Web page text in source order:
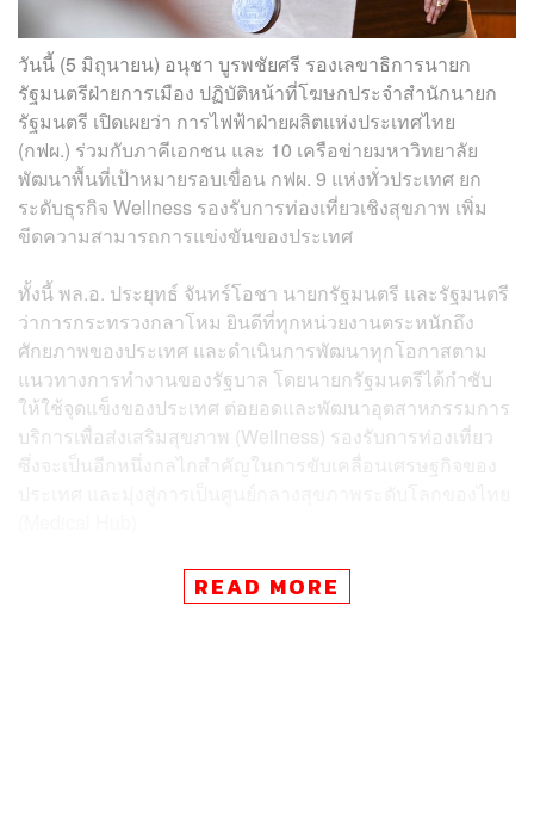
วันนี้ (5 มิถุนายน) อนุชา บูรพชัยศรี รองเลขาธิการนายก
รัฐมนตรีฝ่ายการเมือง ปฏิบัติหน้าที่โฆษกประจำสำนักนายก
รัฐมนตรี เปิดเผยว่า การไฟฟ้าฝ่ายผลิตแห่งประเทศไทย
(กฟผ.) ร่วมกับภาคีเอกชน และ 10 เครือข่ายมหาวิทยาลัย
พัฒนาพื้นที่เป้าหมายรอบเขื่อน กฟผ. 9 แห่งทั่วประเทศ ยก
ระดับธุรกิจ Wellness รองรับการท่องเที่ยวเชิงสุขภาพ เพิ่ม
ขีดความสามารถการแข่งขันของประเทศ
ทั้งนี้ พล.อ. ประยุทธ์ จันทร์โอชา นายกรัฐมนตรี และรัฐมนตรี
ว่าการกระทรวงกลาโหม ยินดีที่ทุกหน่วยงานตระหนักถึง
ศักยภาพของประเทศ และดำเนินการพัฒนาทุกโอกาสตาม
แนวทางการทำงานของรัฐบาล โดยนายกรัฐมนตรีได้กำชับ
ให้ใช้จุดแข็งของประเทศ ต่อยอดและพัฒนาอุตสาหกรรมการ
บริการเพื่อส่งเสริมสุขภาพ (Wellness) รองรับการท่องเที่ยว
ซึ่งจะเป็นอีกหนึ่งกลไกสำคัญในการขับเคลื่อนเศรษฐกิจของ
อนุชากล่าวว่า กฟผ. สมาคมการผังเมืองไทย กฎบัตรไทยและ
10 เครือข่ายมหาวิทยาลัย (มหาวิทยาลัยขอนแก่น,
READ MORE